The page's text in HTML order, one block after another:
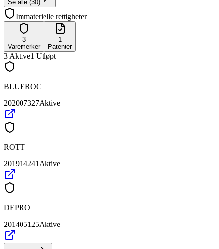
Se alle (30)
Immaterielle rettigheter
3
Varemerker
1
Patenter
3 Aktive1 Utløpt
BLUEROC
202007327Aktive
ROTT
201914241 Aktive
DEPRO
201405125Aktive